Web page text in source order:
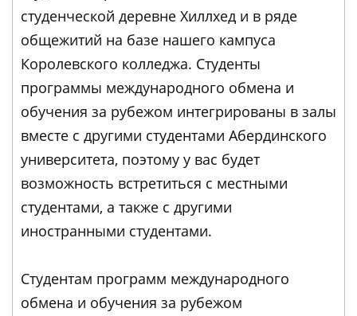
студенческой деревне Хиллхед и в ряде
общежитий на базе нашего кампуса
Королевского колледжа. Студенты
программы международного обмена и
обучения за рубежом интегрированы в залы
вместе с другими студентами Абердинского
университета, поэтому у вас будет
возможность встретиться с местными
студентами, а также с другими
иностранными студентами.
Студентам программ международного
обмена и обучения за рубежом